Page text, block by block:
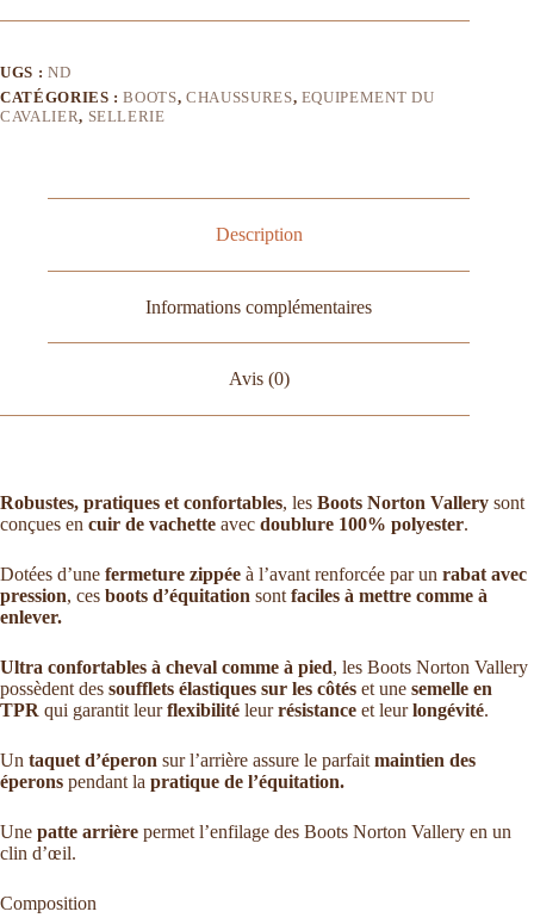
UGS : ND
CATÉGORIES :BOOTS,CHAUSSURES, EQUIPEMENT DU
CAVALIER, SELLERIE
Description
Informations complémentaires
Avis (0)
Robustes, pratiques et confortables, les Boots Norton Vallery sont
conçues en cuir de vachette avec doublure 100% polyester.
Dotées d’une fermeture zippée à l’avant renforcée par un rabat avec
pression, ces boots d’équitation sont faciles à mettre comme à
enlever.
Ultra confortables à cheval comme à pied, les Boots Norton Vallery
possèdent des soufflets élastiques sur les côtés et une semelle en
TPR qui garantit leurflexibilité leurrésistance et leurlongévité.
Un taquet d’éperon sur l’arrière assure le parfait maintien des
éperons pendant la pratique de l’équitation.
Une patte arrière permet l’enfilage des Boots Norton Vallery en un
clin d’œil.
Composition